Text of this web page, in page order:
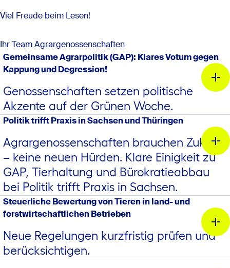
Viel Freude beim Lesen!
Ihr Team Agrargenossenschaften
Gemeinsame Agrarpolitik (GAP): Klares Votum gegen
Kappung und Degression!
Genossenschaften setzen politische
Akzente auf der Grünen Woche.
Politik trifft Praxis in Sachsen und Thüringen
Agrargenossenschaften brauchen Zukunft
– keine neuen Hürden. Klare Einigkeit zu
GAP, Tierhaltung und Bürokratieabbau
bei Politik trifft Praxis in Sachsen.
Steuerliche Bewertung von Tieren in land- und
forstwirtschaftlichen Betrieben
Neue Regelungen kurzfristig prüfen und
berücksichtigen.